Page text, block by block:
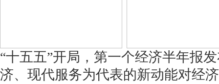
“十五五”开局，第一个经济半年报
济、现代服务为代表的新动能对经